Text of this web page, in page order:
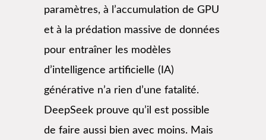
paramètres, à l’accumulation de GPU
et à la prédation massive de données
pour entraîner les modèles
d’intelligence artificielle (IA)
générative n’a rien d’une fatalité.
DeepSeek prouve qu’il est possible
de faire aussi bien avec moins. Mais